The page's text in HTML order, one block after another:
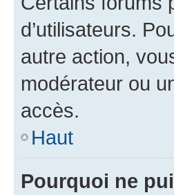
d’utilisateurs.
autre action,
modérateur ou
accès.
Haut
Pourquoi ne